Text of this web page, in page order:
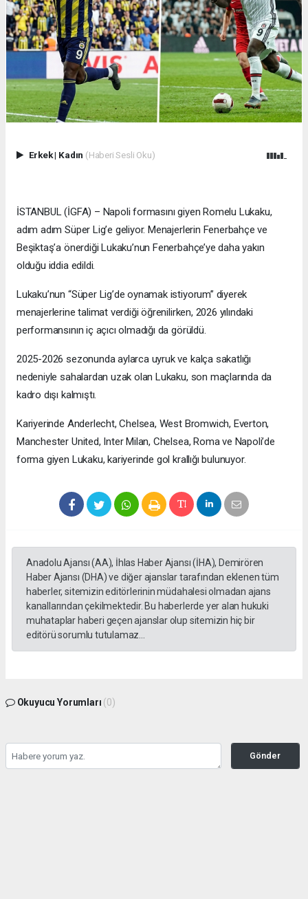
Erkek| Kadın (Haberi Sesli Oku)
İSTANBUL (İGFA) – Napoli formasını giyen Romelu Lukaku,
adım adım Süper Lig’e geliyor. Menajerlerin Fenerbahçe ve
Beşiktaş’a önerdiği Lukaku’nun Fenerbahçe’ye daha yakın
olduğu iddia edildi.
Lukaku’nun “Süper Lig’de oynamak istiyorum” diyerek
menajerlerine talimat verdiği öğrenilirken, 2026 yılındaki
performansının iç açıcı olmadığı da görüldü.
2025-2026 sezonunda aylarca uyruk ve kalça sakatlığı
nedeniyle sahalardan uzak olan Lukaku, son maçlarında da
kadro dışı kalmıştı.
Kariyerinde Anderlecht, Chelsea, West Bromwich, Everton,
Manchester United, Inter Milan, Chelsea, Roma ve Napoli’de
forma giyen Lukaku, kariyerinde gol krallığı bulunuyor.
Anadolu Ajansı (AA), İhlas Haber Ajansı (İHA), Demirören
Haber Ajansı (DHA) ve diğer ajanslar tarafından eklenen tüm
haberler, sitemizin editörlerinin müdahalesi olmadan ajans
kanallarından çekilmektedir. Bu haberlerde yer alan hukuki
muhataplar haberi geçen ajanslar olup sitemizin hiç bir
editörü sorumlu tutulamaz...
Okuyucu Yorumları (0)
Gönder